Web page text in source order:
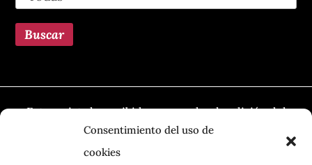
Consentimiento del uso de
cookies
Esta revista ha recibido una ayuda a la edición del
Ministerio de Cultura, a través de la Dirección
General del Libro, del Cómic y de la Lectura